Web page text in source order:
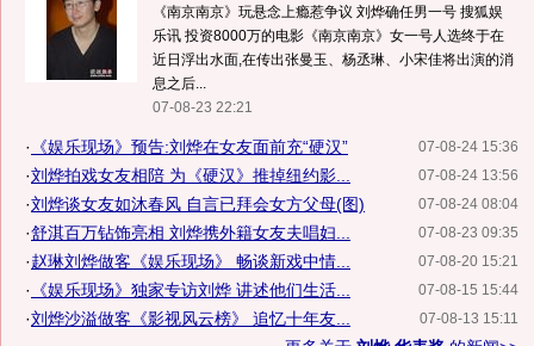
《南京南京》玩悬念上瘾惹争议 刘烨确任男一号 搜狐娱
乐讯 投资8000万的电影《南京南京》女一号人选终于在
近日浮出水面,在传出张曼玉、杨丞琳、小宋佳将出演的消
息之后...
07-08-23 22:21
07-08-24 15:36
· 《娱乐现场》预告:刘烨在女友面前充“硬汉”
07-08-24 13:56
·刘烨拍戏女友相陪 为《硬汉》推掉纽约影...
07-08-24 08:04
·刘烨谈女友如沐春风 自言已拜会女方父母(图)
07-08-23 09:35
·舒淇百万钻饰亮相 刘烨携外籍女友夫唱妇...
07-08-20 15:21
·赵琳刘烨做客《娱乐现场》 畅谈新戏中情...
07-08-15 15:44
· 《娱乐现场》独家专访刘烨 讲述他们生活...
07-08-13 15:11
·刘烨沙溢做客《影视风云榜》 追忆十年友...